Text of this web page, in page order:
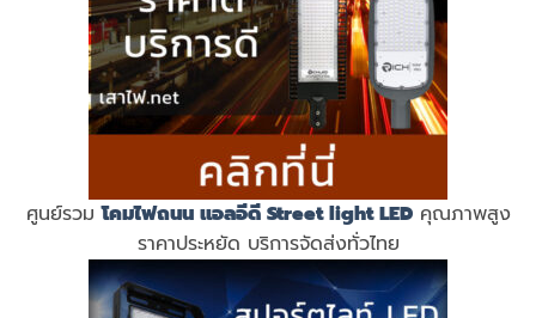
ศูนย์รวมโคมไฟถนน แอลอีดี Street light LEDคุณภาพสูง
ราคาประหยัด บริการจัดส่งทั่วไทย